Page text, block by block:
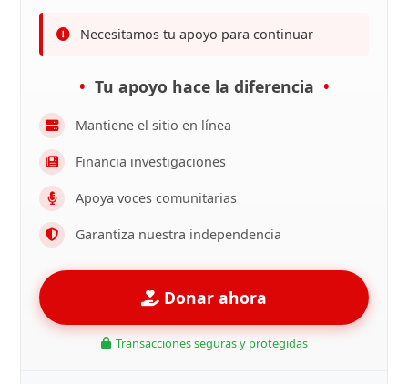
Necesitamos tu apoyo para continuar
Tu apoyo hace la diferencia
Mantiene el sitio en línea
Financia investigaciones
Apoya voces comunitarias
Garantiza nuestra independencia
Donar ahora
Transacciones seguras y protegidas